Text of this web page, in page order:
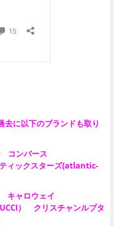
去に以下のブランドも取り
コンバース
ィックスターズ(atlantic-
キャロウェイ
） クリスチャンルブタ